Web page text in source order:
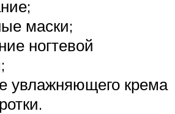
маски;
ногтевой
увлажняющего крема